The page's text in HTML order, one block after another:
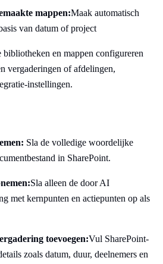
mappen:Maak automatisch
van datum of project
en mappen configureren
vergaderingen of afdelingen,
instellingen.
Sla de volledige woordelijke
in SharePoint.
Sla alleen de door AI
met kernpunten en actiepunten op als
toevoegen:Vul SharePoint-
zoals datum, duur, deelnemers en